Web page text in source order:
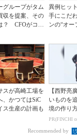
グループがタム
収を提案、その
？ CFOがコメ
異例ヒッ
手にこだ
ンの“オー
スが高崎工場を
、かつてはSiC
ス生産の計画も
【西野亮
いものを
境の作り
PR(FINCHI
Recommended by